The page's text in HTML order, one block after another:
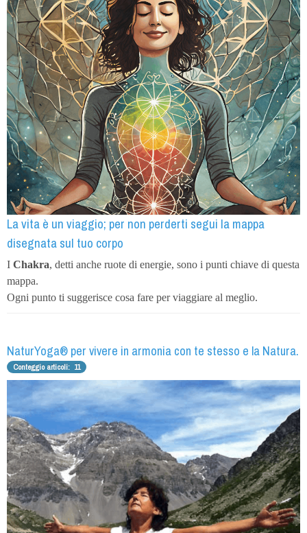
La vita è un viaggio; per non perderti segui la mappa
disegnata sul tuo corpo
I Chakra, detti anche ruote di energie, sono i punti chiave di questa
mappa.
Ogni punto ti suggerisce cosa fare per viaggiare al meglio.
NaturYoga® per vivere in armonia con te stesso e la Natura.
Conteggio articoli: 11